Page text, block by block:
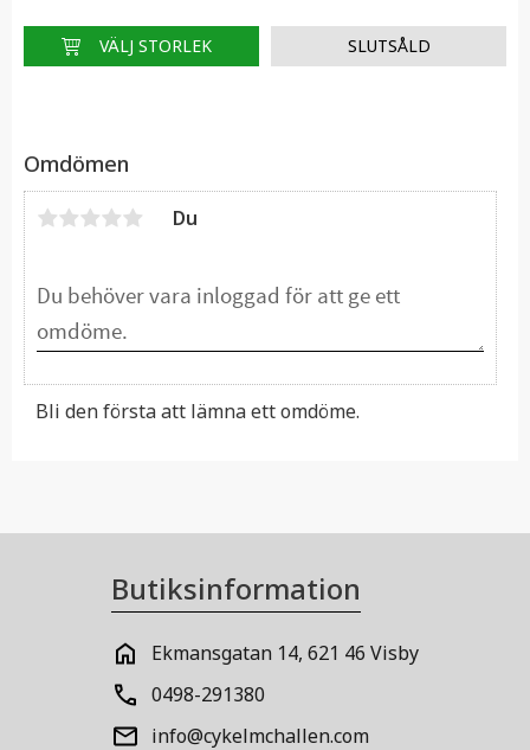
Omdömen
Du
Bli den första att lämna ett omdöme.
genomtänka komponenter.
Butiksinformation
Ekmansgatan 14, 621 46 Visby
0498-291380
info@cykelmchallen.com